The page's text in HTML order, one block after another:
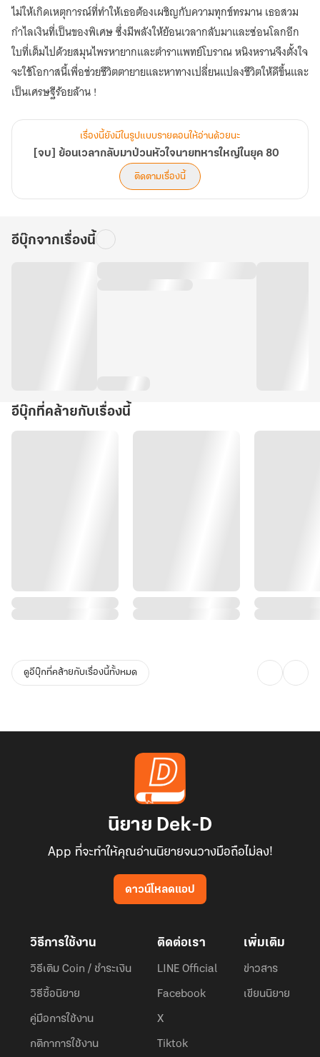
80
ไม่ให้เกิดเหตุการณ์ที่ทำให้เธอต้องเผชิญกับความทุกข์ทรมาน เธอสวม
กำไลเงินที่เป็นของพิเศษ ซึ่งมีพลังให้ย้อนเวลากลับมาและซ่อนโลกอีก
ใบที่เต็มไปด้วยสมุนไพรหายากและตำราแพทย์โบราณ หนิงหรานจึงตั้งใจ
จะใช้โอกาสนี้เพื่อช่วยชีวิตตายายและหาทางเปลี่ยนแปลงชีวิตให้ดีขึ้นและ
เป็นเศรษฐีร้อยล้าน !
เรื่องนี้ยังมีในรูปแบบรายตอนให้อ่านด้วยนะ
[จบ] ย้อนเวลากลับมาป่วนหัวใจนายทหารใหญ่ในยุค 80
ติดตามเรื่องนี้
อีบุ๊กจากเรื่องนี้
อีบุ๊กที่คล้ายกับเรื่องนี้
ดูอีบุ๊กที่คล้ายกับเรื่องนี้ทั้งหมด
นิยาย Dek-D
App ที่จะทำให้คุณอ่านนิยายจนวางมือถือไม่ลง!
ดาวน์โหลดแอป
วิธีการใช้งาน
วิธีเติม Coin / ชำระเงิน
วิธีซื้อนิยาย
คู่มือการใช้งาน
กติกาการใช้งาน
ติดต่อเรา
LINE Official
Facebook
X
Tiktok
เพิ่มเติม
ข่าวสาร
เขียนนิยาย